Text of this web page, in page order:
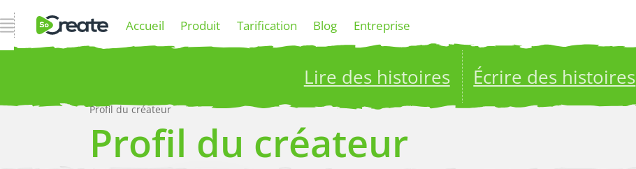
Ouvrir la navigation Accueil Produit Tarification Blog Entreprise
Lire des histoires Écrire des histoires
Publish your stories to a global audience.
Profil du créateur
Profil du créateur